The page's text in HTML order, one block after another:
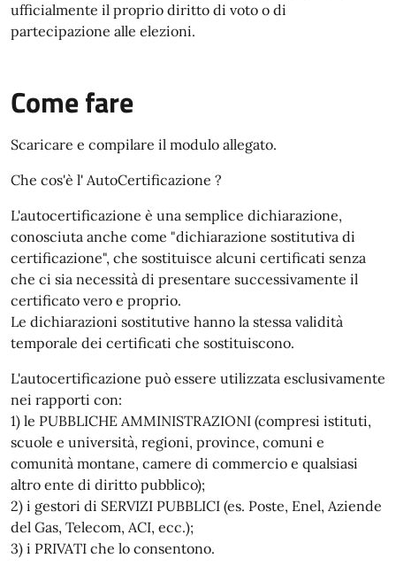
ufficialmente il proprio diritto di voto o di
partecipazione alle elezioni.
Come fare
Scaricare e compilare il modulo allegato.
Che cos'è l' AutoCertificazione ?
L'autocertificazione è una semplice dichiarazione,
conosciuta anche come "dichiarazione sostitutiva di
certificazione", che sostituisce alcuni certificati senza
che ci sia necessità di presentare successivamente il
certificato vero e proprio.
Le dichiarazioni sostitutive hanno la stessa validità
temporale dei certificati che sostituiscono.
L'autocertificazione può essere utilizzata esclusivamente
nei rapporti con:
1) le PUBBLICHE AMMINISTRAZIONI (compresi istituti,
scuole e università, regioni, province, comuni e
comunità montane, camere di commercio e qualsiasi
altro ente di diritto pubblico);
2) i gestori di SERVIZI PUBBLICI (es. Poste, Enel, Aziende
del Gas, Telecom, ACI, ecc.);
3) i PRIVATI che lo consentono.